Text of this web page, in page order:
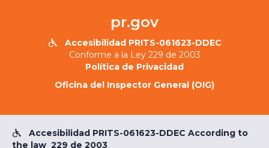
pr.gov

Accesibilidad PRITS-061623-DDEC
Conforme a la Ley 229 de 2003
Política de Privacidad
Oficina del Inspector General (OIG)

Accesibilidad PRITS-061623-DDEC According to
the law 229 de 2003